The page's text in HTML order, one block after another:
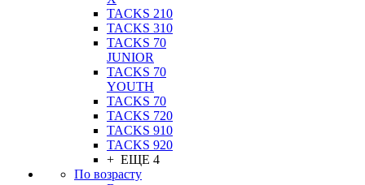
TACKS 210
TACKS 310
TACKS 70
JUNIOR
TACKS 70
YOUTH
TACKS 70
TACKS 720
TACKS 910
TACKS 920
+ ЕЩЕ 4
По возрасту